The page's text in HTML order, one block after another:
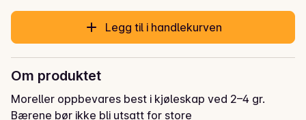
Legg til i handlekurven
Om produktet
Moreller oppbevares best i kjøleskap ved 2–4 gr.
Bærene bør ikke bli utsatt for store